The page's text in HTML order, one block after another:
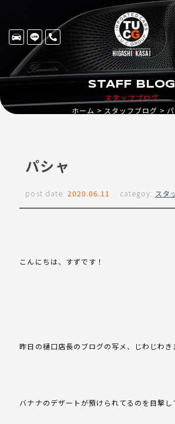
スタッフブログ
STAFF BLOG
ホーム スタッフブログ
パシャ
post date: 2020.06.11 categoy: スタ
こんにちは、すずです！
昨日の樋口店長のブログの写メ、じわじわき
バナナのデザートが預けられてるのを目撃し